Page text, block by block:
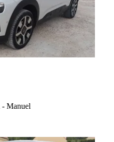
- Manuel